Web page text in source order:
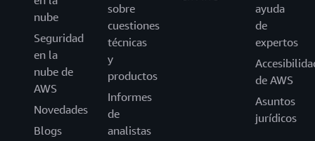
nube
Seguridad
en la
nube de
AWS
Novedades
Blogs
sobre
cuestiones
técnicas
y
productos
Informes
de
analistas
ayuda
de
expertos
de AWS
Asuntos
jurídicos